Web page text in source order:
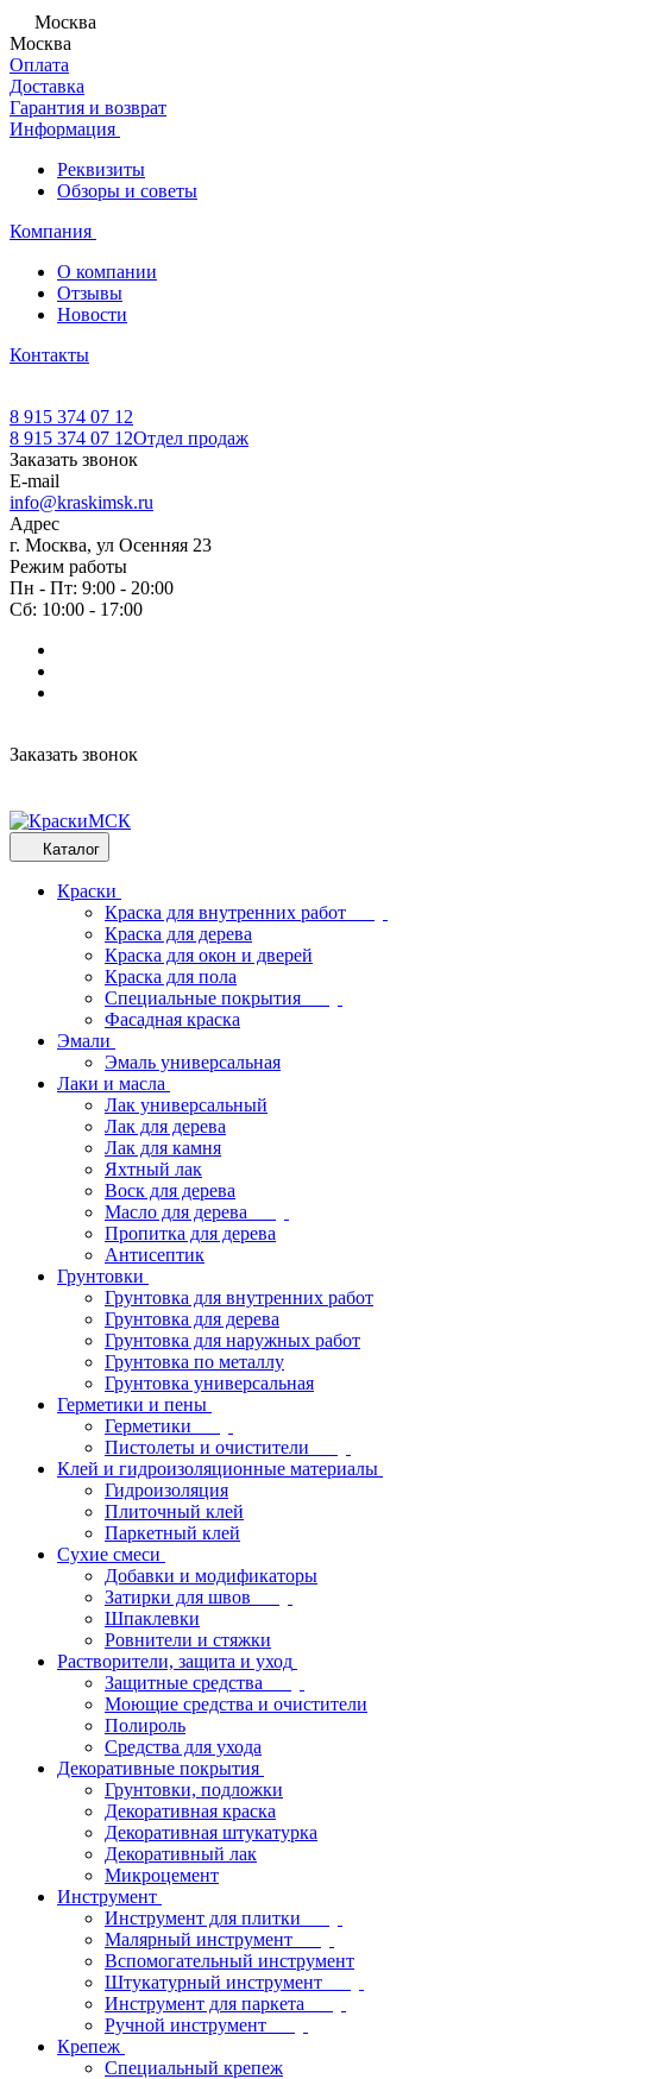
Москва
Москва
Оплата
Доставка
Гарантия и возврат
Информация
Реквизиты
Обзоры и советы
Компания
О компании
Отзывы
Новости
Контакты
8 915 374 07 12
8 915 374 07 12Отдел продаж
Заказать звонок
E-mail
info@kraskimsk.ru
Адрес
г. Москва, ул Осенняя 23
Режим работы
Пн - Пт: 9:00 - 20:00
Сб: 10:00 - 17:00
Заказать звонок
Каталог
Краски
Краска для внутренних работ
Краска для дерева
Краска для окон и дверей
Краска для пола
Специальные покрытия
Фасадная краска
Эмали
Эмаль универсальная
Лаки и масла
Лак универсальный
Лак для дерева
Лак для камня
Яхтный лак
Воск для дерева
Масло для дерева
Пропитка для дерева
Антисептик
Грунтовки
Грунтовка для внутренних работ
Грунтовка для дерева
Грунтовка для наружных работ
Грунтовка по металлу
Грунтовка универсальная
Герметики и пены
Герметики
Пистолеты и очистители
Клей и гидроизоляционные материалы
Гидроизоляция
Плиточный клей
Паркетный клей
Сухие смеси
Добавки и модификаторы
Затирки для швов
Шпаклевки
Ровнители и стяжки
Растворители, защита и уход
Защитные средства
Моющие средства и очистители
Полироль
Средства для ухода
Декоративные покрытия
Грунтовки, подложки
Декоративная краска
Декоративная штукатурка
Декоративный лак
Микроцемент
Инструмент
Инструмент для плитки
Малярный инструмент
Вспомогательный инструмент
Штукатурный инструмент
Инструмент для паркета
Ручной инструмент
Крепеж
Специальный крепеж